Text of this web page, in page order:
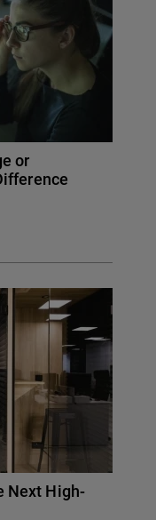
or
Next High-